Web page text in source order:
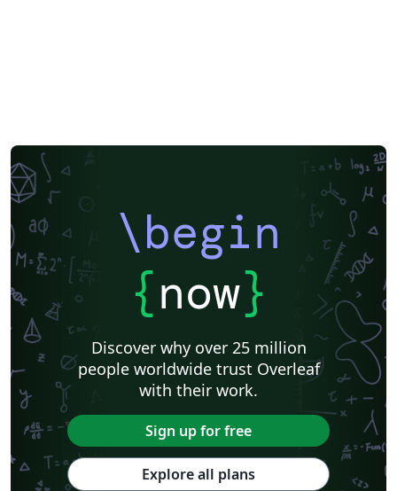
\begin
{now}
Discover why over 25 million
people worldwide trust Overleaf
with their work.
Sign up for free
Explore all plans